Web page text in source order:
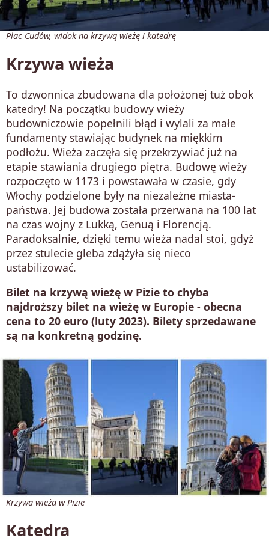
Plac Cudów, widok na krzywą wieżę i katedrę
Krzywa wieża
To dzwonnica zbudowana dla położonej tuż obok
katedry! Na początku budowy wieży
budowniczowie popełnili błąd i wylali za małe
fundamenty stawiając budynek na miękkim
podłożu. Wieża zaczęła się przekrzywiać już na
etapie stawiania drugiego piętra. Budowę wieży
rozpoczęto w 1173 i powstawała w czasie, gdy
Włochy podzielone były na niezależne miasta-
państwa. Jej budowa została przerwana na 100 lat
na czas wojny z Lukką, Genuą i Florencją.
Paradoksalnie, dzięki temu wieża nadal stoi, gdyż
przez stulecie gleba zdążyła się nieco
ustabilizować.
Bilet na krzywą wieżę w Pizie to chyba
najdroższy bilet na wieżę w Europie - obecna
cena to 20 euro (luty 2023). Bilety sprzedawane
są na konkretną godzinę.
Krzywa wieża w Pizie
Katedra